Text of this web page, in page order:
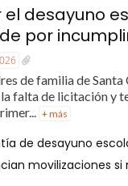
desayuno
por
de familia de
falta de licitación y
+ más
de desayuno
movilizaciones